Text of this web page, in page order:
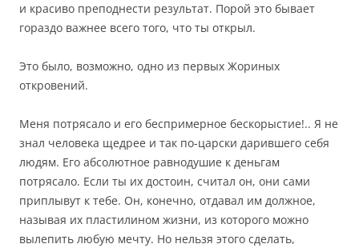
и красиво преподнести результат. Порой это бывает
гораздо важнее всего того, что ты открыл.
Это было, возможно, одно из первых Жориных
откровений.
Меня потрясало и его беспримерное бескорыстие!.. Я не
знал человека щедрее и так по-царски дарившего себя
людям. Его абсолютное равнодушие к деньгам
потрясало. Если ты их достоин, считал он, они сами
приплывут к тебе. Он, конечно, отдавал им должное,
называя их пластилином жизни, из которого можно
вылепить любую мечту. Но нельзя этого сделать,